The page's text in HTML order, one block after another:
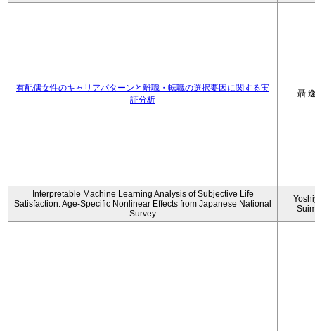
有配偶女性のキャリアパターンと離職・転職の選択要因に関する実
証分析
聶
Interpretable Machine Learning Analysis of Subjective Life
Satisfaction: Age-Specific Nonlinear Effects from Japanese National
Survey